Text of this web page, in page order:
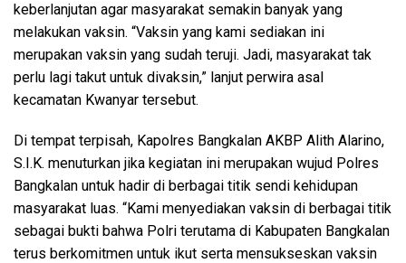
keberlanjutan agar masyarakat semakin banyak yang
melakukan vaksin. “Vaksin yang kami sediakan ini
merupakan vaksin yang sudah teruji. Jadi, masyarakat tak
perlu lagi takut untuk divaksin,” lanjut perwira asal
kecamatan Kwanyar tersebut.
Di tempat terpisah, Kapolres Bangkalan AKBP Alith Alarino,
S.I.K. menuturkan jika kegiatan ini merupakan wujud Polres
Bangkalan untuk hadir di berbagai titik sendi kehidupan
masyarakat luas. “Kami menyediakan vaksin di berbagai titik
sebagai bukti bahwa Polri terutama di Kabupaten Bangkalan
terus berkomitmen untuk ikut serta mensukseskan vaksin